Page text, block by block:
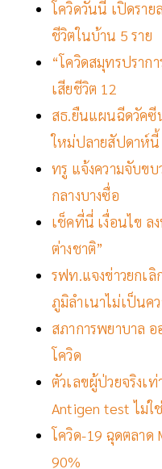
โควิดวันนี้ เปิดราย
ชีวิตในบ้าน 5 ราย
“โควิดสมุทรปราก
เสียชีวิต 12
สธ.ยืนแผนฉีดวัคซี
ใหม่ปลายสัปดาห์นี้
ทรู แจ้งความจับข
กลางบางซื่อ
เช็คที่นี่ เงื่อนไข ล
ต่างชาติ”
รฟท.แจงข่าวยกเ
ภูมิลำเนาไม่เป็นคว
สภาการพยาบาล
โควิด
ตัวเลขผู้ป่วยจริงเ
Antigen test ไม่ใ
โควิด-19 ฉุดตลาด
90%